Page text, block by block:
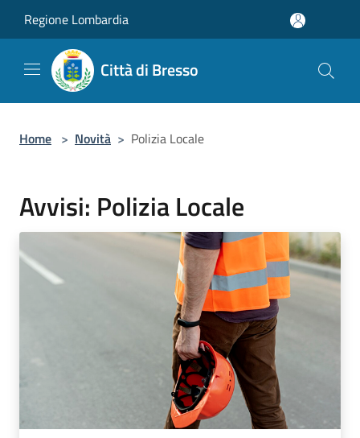
Regione Lombardia
Città di Bresso
Home > Novità > Polizia Locale
Avvisi: Polizia Locale